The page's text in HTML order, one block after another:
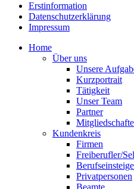
Erstinformation
Datenschutzerklärung
Impressum
Home
Über uns
Unsere
Kurzportrait
Tätigkeit
Unser Team
Partner
Kundenkreis
Firmen
Freiberufler/
Privatpersonen
Beamte